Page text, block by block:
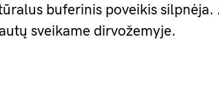
buferinis poveikis silpnėja.
sveikame dirvožemyje.